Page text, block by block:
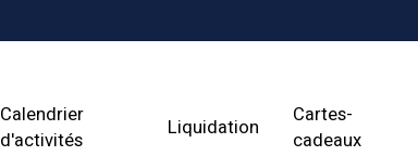
Calendrier
d'activités
Liquidation
Cartes-
cadeaux